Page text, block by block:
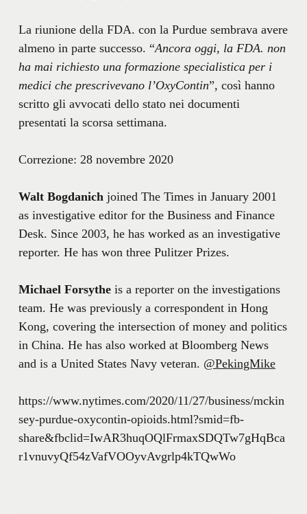
La riunione della FDA. con la Purdue sembrava avere
almeno in parte successo. “Ancora oggi, la FDA. non
ha mai richiesto una formazione specialistica per i
medici che prescrivevano l’OxyContin”, così hanno
scritto gli avvocati dello stato nei documenti
presentati la scorsa settimana.
Correzione: 28 novembre 2020
Walt Bogdanich joined The Times in January 2001
as investigative editor for the Business and Finance
Desk. Since 2003, he has worked as an investigative
reporter. He has won three Pulitzer Prizes.
Michael Forsytheis a reporter on the investigations
team. He was previously a correspondent in Hong
Kong, covering the intersection of money and politics
in China. He has also worked at Bloomberg News
and is a United States Navy veteran. @PekingMike
https://www.nytimes.com/2020/11/27/business/mckin
sey-purdue-oxycontin-opioids.html?smid=fb-
share&fbclid=IwAR3huqOQlFrmaxSDQTw7gHqBca
r1vnuvyQf54zVafVOOyvAvgrlp4kTQwWo